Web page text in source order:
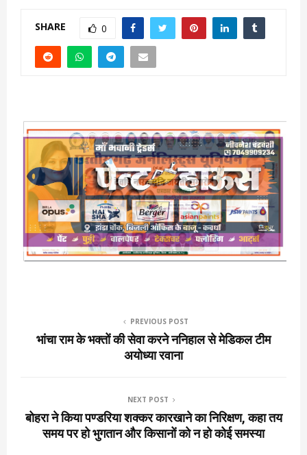
SHARE 0
PREVIOUS POST
भांचा राम के भक्तों की सेवा करने ननिहाल से मेडिकल टीम
अयोध्या रवाना
NEXT POST
बोहरा ने किया पण्डरिया शक्कर कारखाने का निरिक्षण, कहा तय
समय पर हो भुगतान और किसानों को न हो कोई समस्या